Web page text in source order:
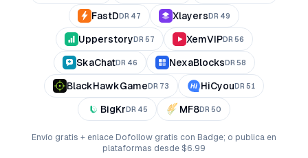
FastD DR 47 Xlayers DR 49
Upperstory DR 57 XemVIPDR 56
SkaChatDR 46 NexaBlocks DR 58
BlackHawkGame DR 73 HiCyou DR 51
BigKr DR 45 MF8DR 50
Envío gratis + enlace Dofollow gratis con Badge; o publica en
plataformas desde $6.99